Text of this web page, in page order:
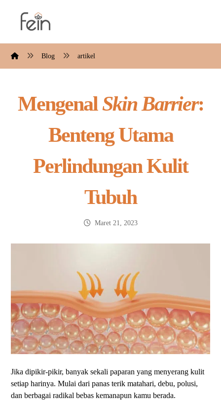
Blog artikel
MengenalSkin Barrier:
Benteng Utama
Perlindungan Kulit
Tubuh
Maret 21, 2023
Jika dipikir-pikir, banyak sekali paparan yang menyerang kulit
setiap harinya. Mulai dari panas terik matahari, debu, polusi,
dan berbagai radikal bebas kemanapun kamu berada.